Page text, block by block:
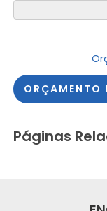
ORÇAMENTO
Páginas